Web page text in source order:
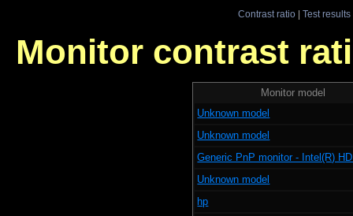
Contrast ratio| Test results
Monitor contrast
Monitor model
Unknown model
Unknown model
Generic PnP monitor - Intel(R)
Unknown model
hp